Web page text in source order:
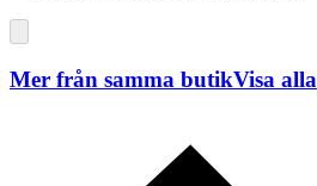
Mer från samma butikVisa alla